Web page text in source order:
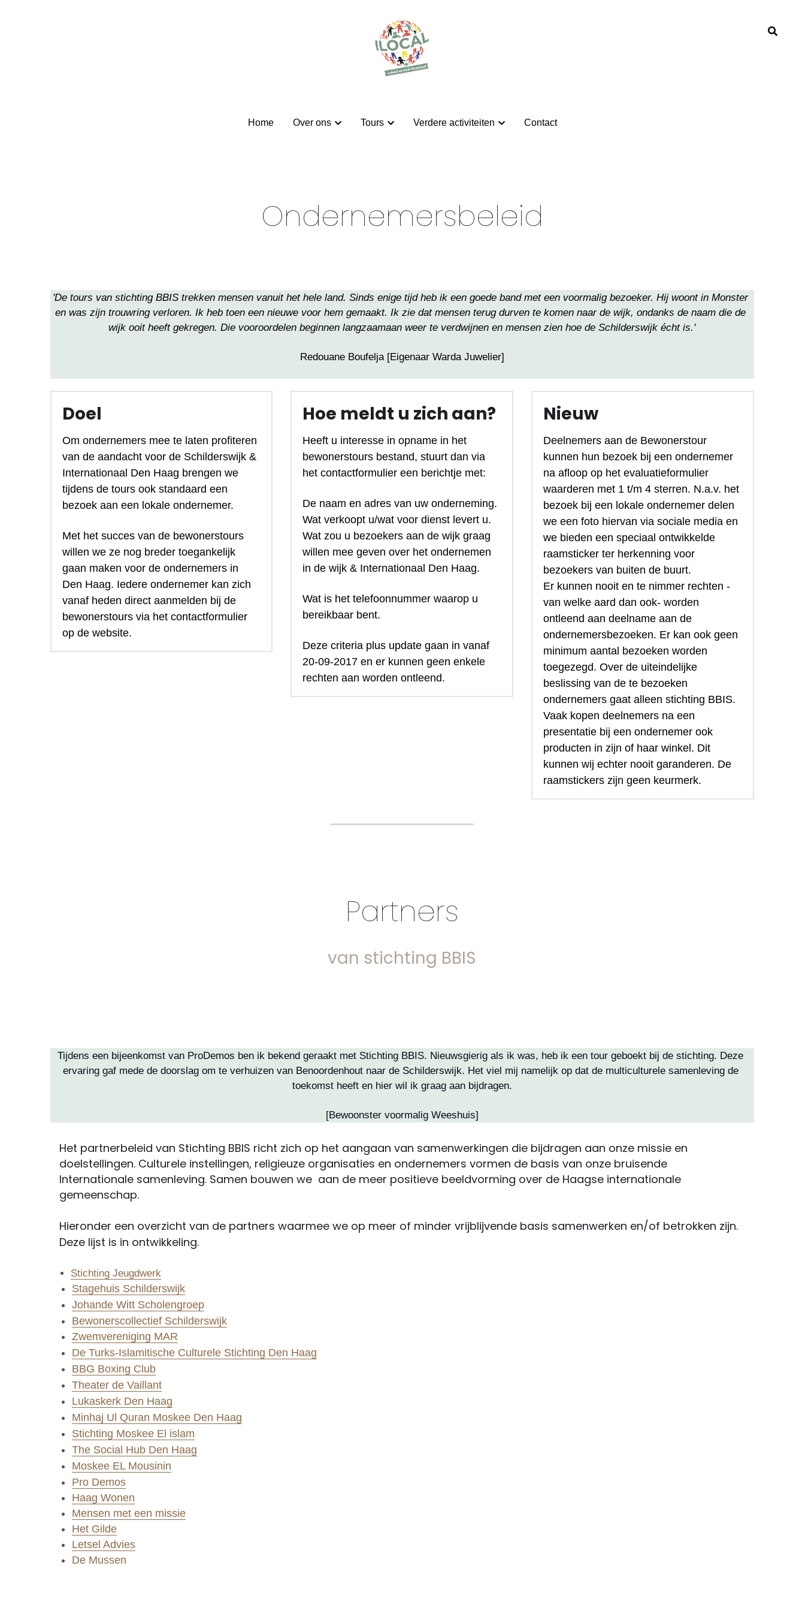
Home Over ons Tours Verdere activiteiten Contact
Home Over ons Tours Verdere activiteiten Contact
Ondernemersbeleid
'De tours van stichting BBIS trekken mensen vanuit het hele land. Sinds enige tijd heb ik een goede band met een voormalig bezoeker. Hij woont in Monster
en was zijn trouwring verloren. Ik heb toen een nieuwe voor hem gemaakt. Ik zie dat mensen terug durven te komen naar de wijk, ondanks de naam die de
wijk ooit heeft gekregen. Die vooroordelen beginnen langzaamaan weer te verdwijnen en mensen zien hoe de Schilderswijk écht is.'
Redouane Boufelja [Eigenaar Warda Juwelier]
Doel
Om ondernemers mee te laten profiteren
van de aandacht voor de Schilderswijk &
Internationaal Den Haag brengen we
tijdens de tours ook standaard een
bezoek aan een lokale ondernemer.
Met het succes van de bewonerstours
willen we ze nog breder toegankelijk
gaan maken voor de ondernemers in
Den Haag. Iedere ondernemer kan zich
vanaf heden direct aanmelden bij de
bewonerstours via het contactformulier
op de website.
Hoe meldt u zich aan?
Heeft u interesse in opname in het
bewonerstours bestand, stuurt dan via
het contactformulier een berichtje met:
De naam en adres van uw onderneming.
Wat verkoopt u/wat voor dienst levert u.
Wat zou u bezoekers aan de wijk graag
willen mee geven over het ondernemen
in de wijk & Internationaal Den Haag.
Wat is het telefoonnummer waarop u
bereikbaar bent.
Deze criteria plus update gaan in vanaf
20-09-2017 en er kunnen geen enkele
rechten aan worden ontleend.
Nieuw
Deelnemers aan de Bewonerstour
kunnen hun bezoek bij een ondernemer
na afloop op het evaluatieformulier
waarderen met 1 t/m 4 sterren. N.a.v. het
bezoek bij een lokale ondernemer delen
we een foto hiervan via sociale media en
we bieden een speciaal ontwikkelde
raamsticker ter herkenning voor
bezoekers van buiten de buurt.
Er kunnen nooit en te nimmer rechten -
van welke aard dan ook- worden
ontleend aan deelname aan de
ondernemersbezoeken. Er kan ook geen
minimum aantal bezoeken worden
toegezegd. Over de uiteindelijke
beslissing van de te bezoeken
ondernemers gaat alleen stichting BBIS.
Vaak kopen deelnemers na een
presentatie bij een ondernemer ook
producten in zijn of haar winkel. Dit
kunnen wij echter nooit garanderen. De
raamstickers zijn geen keurmerk.
Partners
van stichting BBIS
Tijdens een bijeenkomst van ProDemos ben ik bekend geraakt met Stichting BBIS. Nieuwsgierig als ik was, heb ik een tour geboekt bij de stichting. Deze
ervaring gaf mede de doorslag om te verhuizen van Benoordenhout naar de Schilderswijk. Het viel mij namelijk op dat de multiculturele samenleving de
toekomst heeft en hier wil ik graag aan bijdragen.
[Bewoonster voormalig Weeshuis]
Het partnerbeleid van Stichting BBIS richt zich op het aangaan van samenwerkingen die bijdragen aan onze missie en
doelstellingen. Culturele instellingen, religieuze organisaties en ondernemers vormen de basis van onze bruisende
Internationale samenleving. Samen bouwen we  aan de meer positieve beeldvorming over de Haagse internationale
gemeenschap.
Hieronder een overzicht van de partners waarmee we op meer of minder vrijblijvende basis samenwerken en/of betrokken zijn.
Deze lijst is in ontwikkeling.
Stichting Jeugdwerk
Stagehuis Schilderswijk
Johande Witt Scholengroep
Bewonerscollectief Schilderswijk
Zwemvereniging MAR
De Turks-Islamitische Culturele Stichting Den Haag
BBG Boxing Club
Theater de Vaillant
Lukaskerk Den Haag
Minhaj Ul Quran Moskee Den Haag
Stichting Moskee El islam
The Social Hub Den Haag
Moskee EL Mousinin
Pro Demos
Haag Wonen
Mensen met een missie
Het Gilde
Letsel Advies
De Mussen